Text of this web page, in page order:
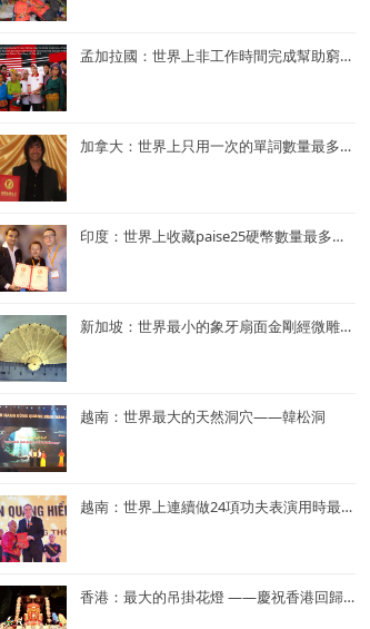
孟加拉國：世界上非工作時間完成幫助窮人的項目最多的央行行長——孟加拉央行行長Atiur Rahman博士
加拿大：世界上只用一次的單詞數量最多的小說——《Je ne le repeterai pas》
印度：世界上收藏paise25硬幣數量最多的人—— Mr. Rahul G. Keshwani
新加坡：世界最小的象牙扇面金剛經微雕——董重慶收藏的象牙扇面金剛經微雕
越南：世界最大的天然洞穴——韓松洞
越南：世界上連續做24項功夫表演用時最短——NGUYEN QUANG HIEN
香港：最大的吊掛花燈 ——慶祝香港回歸25周年花燈